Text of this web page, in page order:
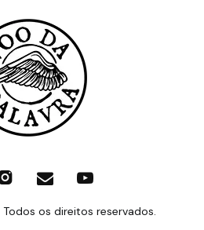
os direitos reservados.